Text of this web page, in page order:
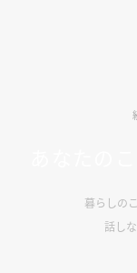
暮らしの
話し